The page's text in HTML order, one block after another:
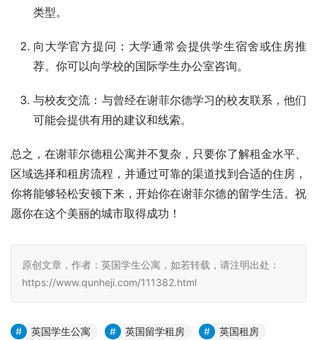
类型。
向大学官方提问：大学通常会提供学生宿舍或住房推
荐。你可以向学校的国际学生办公室咨询。
与校友交流：与曾经在谢菲尔德学习的校友联系，他们
可能会提供有用的建议和线索。
总之，在谢菲尔德租公寓并不复杂，只要你了解租金水平、
区域选择和租房流程，并通过可靠的渠道找到合适的住房，
你将能够轻松安顿下来，开始你在谢菲尔德的留学生活。祝
愿你在这个美丽的城市取得成功！
原创文章，作者：英国学生公寓，如若转载，请注明出处：
https://www.qunheji.com/111382.html
英国学生公寓 英国留学租房
英国租房